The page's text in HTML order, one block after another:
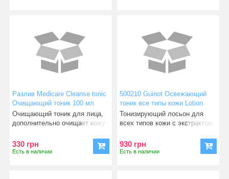
Разлив Medicare Cleanse tonic
Очищающий тоник 100 мл
Очищающий тоник для лица,
дополнительно очищает кожу
330 грн
Есть в наличии
500210 Guinot Освежающий
тоник все типы кожи Lotion
Hydra Fraicheur 200 мл
Тонизирующий лосьон для
всех типов кожи с экстрактом
930 грн
Есть в наличии